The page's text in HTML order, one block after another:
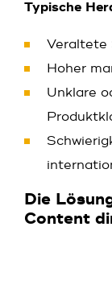
Typische
Veraltete
Hoher
Unklare
Die
Content